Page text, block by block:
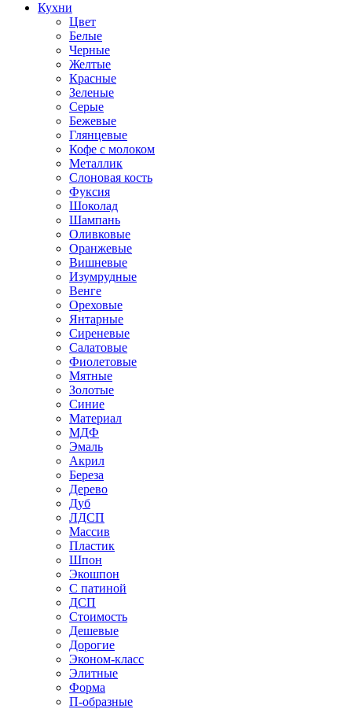
Кухни
Цвет
Белые
Черные
Желтые
Красные
Зеленые
Серые
Бежевые
Глянцевые
Кофе с молоком
Металлик
Слоновая кость
Фуксия
Шоколад
Шампань
Оливковые
Оранжевые
Вишневые
Изумрудные
Венге
Ореховые
Янтарные
Сиреневые
Салатовые
Фиолетовые
Мятные
Золотые
Синие
Материал
МДФ
Эмаль
Акрил
Береза
Дерево
Дуб
ЛДСП
Массив
Пластик
Шпон
Экошпон
С патиной
ДСП
Стоимость
Дешевые
Дорогие
Эконом-класс
Элитные
Форма
П-образные